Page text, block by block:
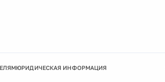
ЮРИДИЧЕСКАЯ ИНФОРМАЦИЯ